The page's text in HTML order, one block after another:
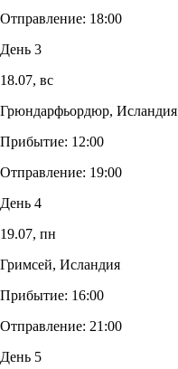
Отправление: 18:00
День 3
18.07, вс
Грюндарфьордюр, Исландия
Прибытие: 12:00
Отправление: 19:00
День 4
19.07, пн
Гримсей, Исландия
Прибытие: 16:00
Отправление: 21:00
День 5